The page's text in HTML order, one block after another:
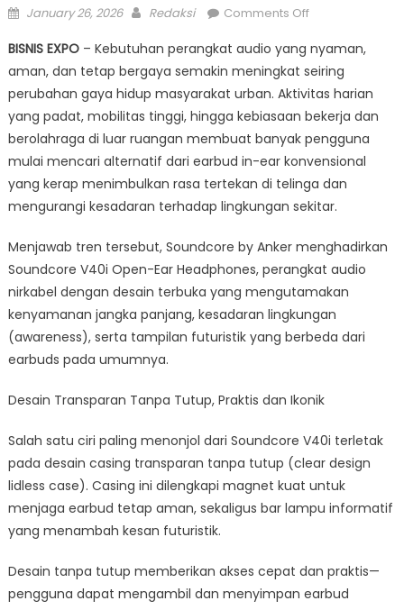
Posted
January 26, 2026 Author
Redaksi Comments Offon
V40i
Hadirkan
Open-
Ear
Headphones
Futuristik
untuk
Pengguna
Urban
BISNIS EXPO– Kebutuhan perangkat audio yang nyaman,
aman, dan tetap bergaya semakin meningkat seiring
perubahan gaya hidup masyarakat urban. Aktivitas harian
yang padat, mobilitas tinggi, hingga kebiasaan bekerja dan
berolahraga di luar ruangan membuat banyak pengguna
mulai mencari alternatif dari earbud in-ear konvensional
yang kerap menimbulkan rasa tertekan di telinga dan
mengurangi kesadaran terhadap lingkungan sekitar.
Menjawab tren tersebut, Soundcore by Anker menghadirkan
Soundcore V40i Open-Ear Headphones, perangkat audio
nirkabel dengan desain terbuka yang mengutamakan
kenyamanan jangka panjang, kesadaran lingkungan
(awareness), serta tampilan futuristik yang berbeda dari
earbuds pada umumnya.
Desain Transparan Tanpa Tutup, Praktis dan Ikonik
Salah satu ciri paling menonjol dari Soundcore V40i terletak
pada desain casing transparan tanpa tutup (clear design
lidless case). Casing ini dilengkapi magnet kuat untuk
menjaga earbud tetap aman, sekaligus bar lampu informatif
yang menambah kesan futuristik.
Desain tanpa tutup memberikan akses cepat dan praktis—
pengguna dapat mengambil dan menyimpan earbud